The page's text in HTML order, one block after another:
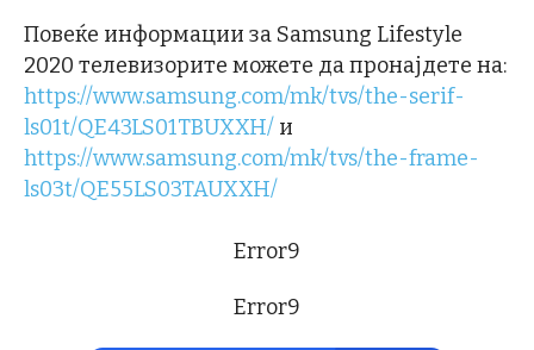
Повеќе информации за Samsung Lifestyle
2020 телевизорите можете да пронајдете на:
https://www.samsung.com/mk/tvs/the-serif-
ls01t/QE43LS01TBUXXH/ и
https://www.samsung.com/mk/tvs/the-frame-
ls03t/QE55LS03TAUXXH/
Error9
Error9